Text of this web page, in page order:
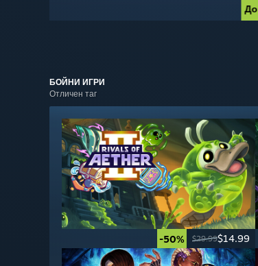
БОЙНИ ИГРИ
Отличен таг
-50% $29.99$14.99